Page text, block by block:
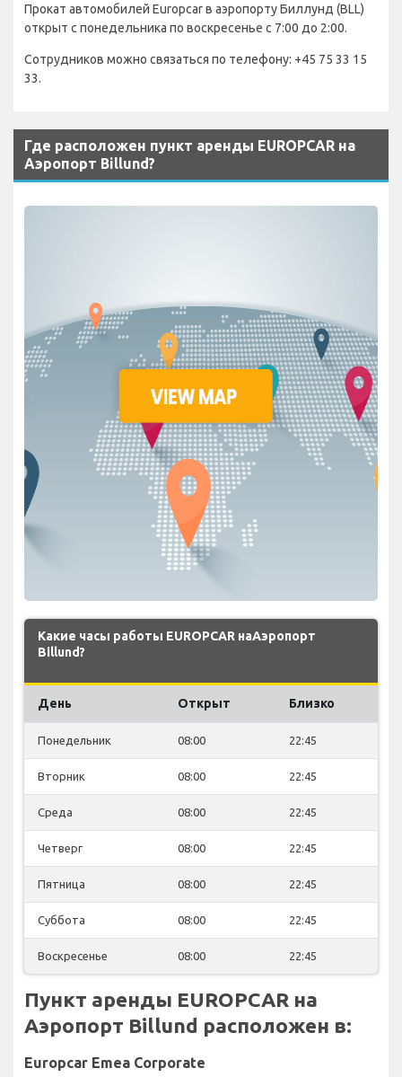
Прокат автомобилей Europcar в аэропорту Биллунд (BLL)
открыт с понедельника по воскресенье с 7:00 до 2:00.
Сотрудников можно связаться по телефону: +45 75 33 15
33.
Где расположен пункт аренды EUROPCAR на
Аэропорт Billund?
Какие часы работы EUROPCAR наАэропорт
Billund?
День Открыт Близко
Понедельник 08:00 22:45
Вторник 08:00 22:45
Среда 08:00 22:45
Четверг 08:00 22:45
Пятница 08:00 22:45
Суббота 08:00 22:45
Воскресенье 08:00 22:45
Пункт аренды EUROPCAR на
Аэропорт Billund расположен в:
Europcar Emea Corporate